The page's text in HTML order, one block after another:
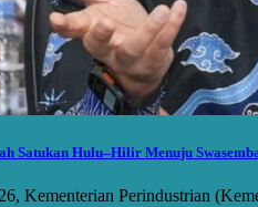
Satukan Hulu–Hilir Menuju
Kementerian Perindustrian